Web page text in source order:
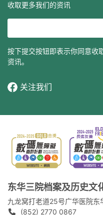
收取更多我们的资讯
按下提交按钮即表示你同意收
资讯。
关注我们
东华三院档案及历史文
九龙窝打老道25号广华医院东
(852) 2770 0867